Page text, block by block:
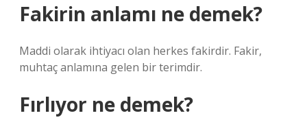
Fakirin anlamı ne demek?
Maddi olarak ihtiyacı olan herkes fakirdir. Fakir,
muhtaç anlamına gelen bir terimdir.
Fırlıyor ne demek?